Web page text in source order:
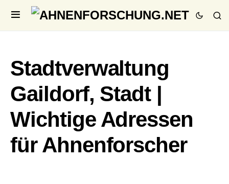
Stadtverwaltung
Gaildorf, Stadt |
Wichtige Adressen
für Ahnenforscher